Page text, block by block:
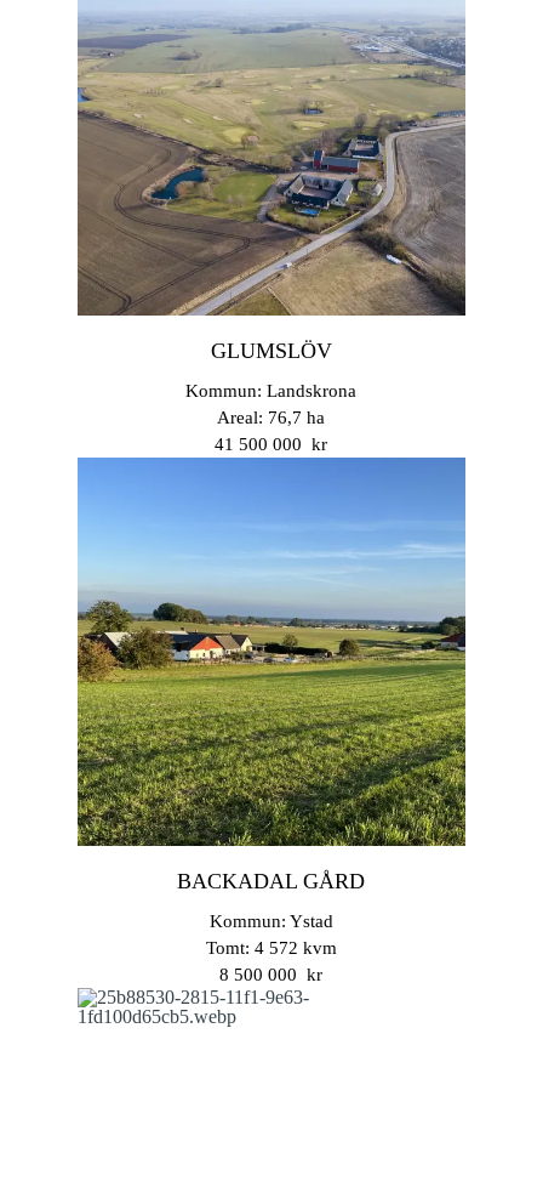
GLUMSLÖV
Kommun: Landskrona
Areal: 76,7 ha
41 500 000 kr
BACKADAL GÅRD
Kommun: Ystad
Tomt: 4 572 kvm
8 500 000 kr